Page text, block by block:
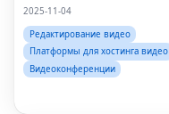
2025-11-04
Редактирование видео
Платформы для хостинга видео
Видеоконференции